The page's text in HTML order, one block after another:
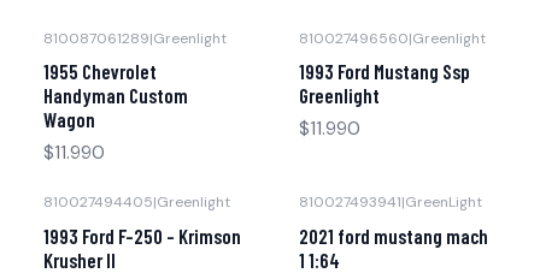
810087061289|Greenlight
1955 Chevrolet
Handyman Custom
Wagon
$11.990
810027496560|Greenlight
1993 Ford Mustang Ssp
Greenlight
$11.990
810027494405|Greenlight
1993 Ford F-250 - Krimson
Krusher II
810027493941|GreenLight
2021 ford mustang mach
1 1:64